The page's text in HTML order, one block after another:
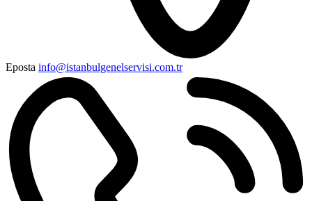
Eposta info@istanbulgenelservisi.com.tr